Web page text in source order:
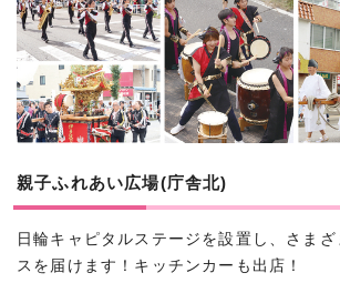
親子ふれあい広場(庁舎北)
日輪キャピタルステージを設置し、さま
スを届けます！キッチンカーも出店！